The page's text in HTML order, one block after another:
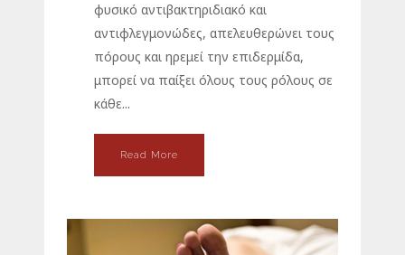
φυσικό αντιβακτηριδιακό και
αντιφλεγμονώδες, απελευθερώνει τους
πόρους και ηρεμεί την επιδερμίδα,
μπορεί να παίξει όλους τους ρόλους σε
κάθε...
Read More